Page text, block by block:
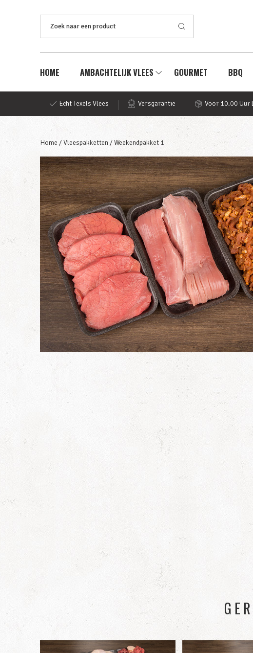
naar:
HOME AMBACHTELIJK VLEES GOURMET BBQ
Echt Texels Vlees Versgarantie Voor 10.00 Uur
Home /Vleespakketten / Weekendpakket 1